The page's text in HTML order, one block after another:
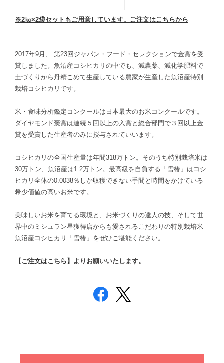
※2㎏×2袋セットもご用意しています。ご注文はこちらから
2017年9月、 第23回ジャパン・フード・セレクションで金賞を受
賞しました。魚沼産コシヒカリの中でも、減農薬、減化学肥料で
土づくりから丹精こめて生産している農家が生産した魚沼産特別
栽培コシヒカリです。
米・食味分析鑑定コンクールは日本最大のお米コンクールです。
ダイヤモンド褒賞は連続５回以上の入賞と総合部門で３回以上金
賞を受賞した生産者のみに授与されていいます。
コシヒカリの全国生産量は年間318万トン。そのうち特別栽培米は
30万トン、魚沼産は1.2万トン。最高級を自負する「雪椿」はコシ
ヒカリ全体の0.0038％しか収穫できない手間と時間をかけている
希少価値の高いお米です。
美味しいお米を育てる環境と、お米づくりの達人の技、そして世
界中のミシュラン星獲得店からも愛されるこだわりの特別栽培米
魚沼産コシヒカリ「雪椿」をぜひご堪能ください。
【ご注文はこちら】 よりお願いいたします。